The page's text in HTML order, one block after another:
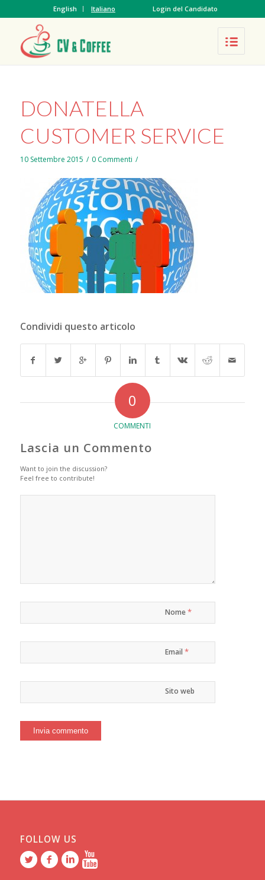
English Italiano Login del Candidato
DONATELLA
CUSTOMER SERVICE
10 Settembre 2015 / 0 Commenti /
Condividi questo articolo
0
COMMENTI
Lascia un Commento
Want to join the discussion?
Feel free to contribute!
Nome*
Email *
Sito web
FOLLOW US